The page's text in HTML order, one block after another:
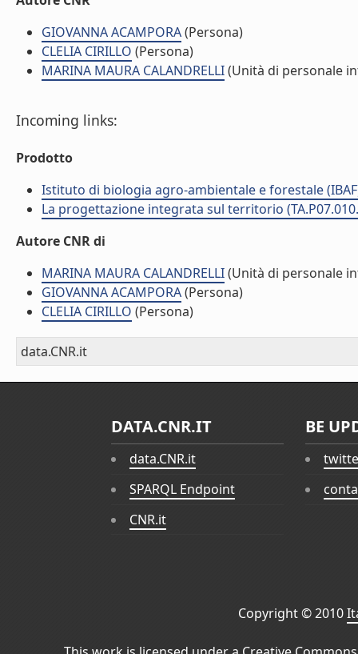
GIOVANNA ACAMPORA(Persona)
CLELIA CIRILLO (Persona)
MARINA MAURA CALANDRELLI(Unità di personale
Incoming links:
Prodotto
Istituto di biologia agro-ambientale e forestale
La progettazione integrata sul territorio
Autore CNR di
MARINA MAURA CALANDRELLI(Unità di personale
GIOVANNA ACAMPORA(Persona)
CLELIA CIRILLO (Persona)
data.CNR.it
DATA.CNR.IT
data.CNR.it
SPARQL Endpoint
CNR.it
BE
Copyright © 2010